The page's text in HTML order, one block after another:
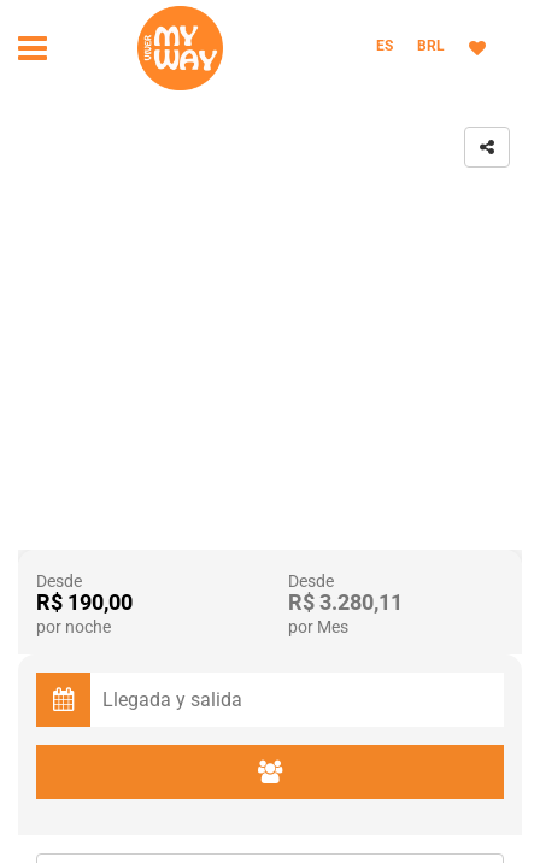
ES BRL
Desde
R$ 190,00
por noche
Desde
R$ 3.280,11
por Mes